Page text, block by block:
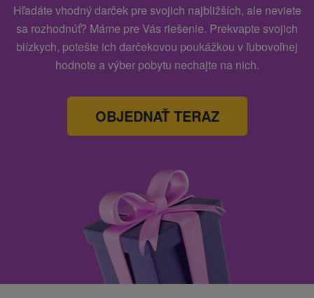
Hľadáte vhodný darček pre svojich najbližších, ale neviete
sa rozhodnúť? Máme pre Vás riešenie. Prekvapte svojich
blízkych, potešte ich darčekovou poukážkou v ľubovoľnej
hodnote a výber pobytu nechajte na nich.
OBJEDNAŤ TERAZ